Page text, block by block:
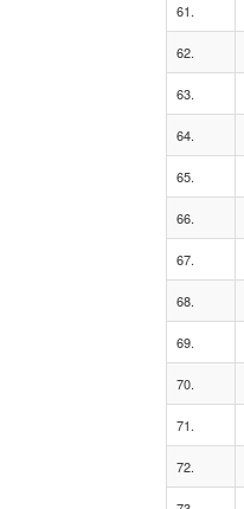
61.
62.
63.
64.
65.
66.
67.
68.
69.
70.
71.
72.